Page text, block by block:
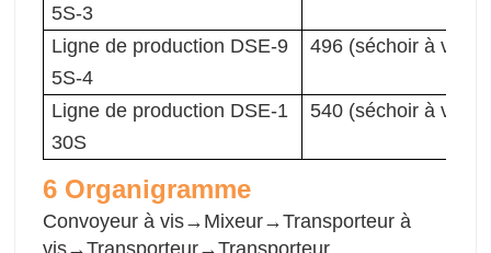
5S-3
Ligne de production DSE-9
5S-4
496 (séchoir à
Ligne de production DSE-1
30S
540 (séchoir à
6 Organigramme
Convoyeur à vis→Mixeur→Transporteur à
vis→Transporteur→Transporteur